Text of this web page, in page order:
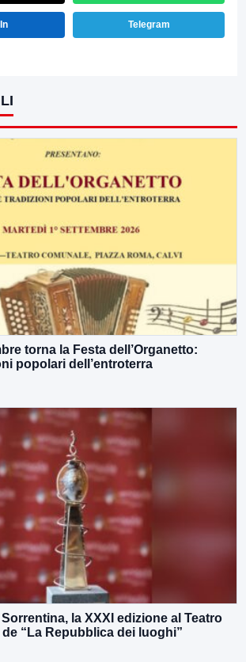
Telegram
torna la Festa dell’Organetto:
popolari dell’entroterra
la XXXI edizione al Teatro
“La Repubblica dei luoghi”